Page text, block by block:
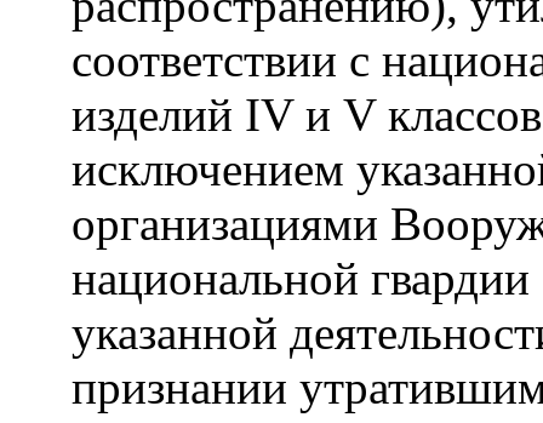
соответствии с
изделий IV и V
исключением
организациями
национальной
указанной
признании